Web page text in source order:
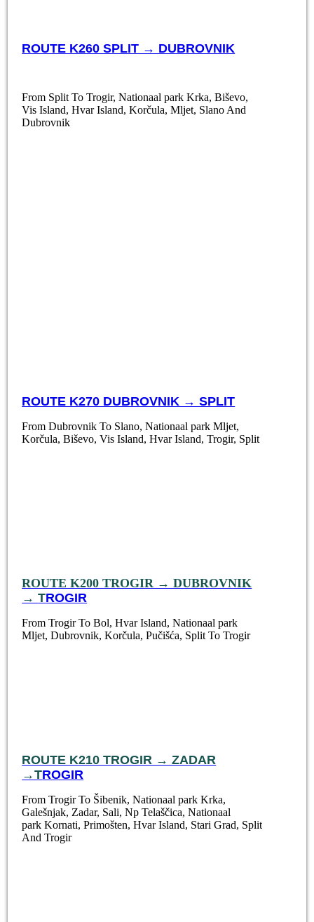
ROUTE K260 SPLIT → DUBROVNIK
From Split To Trogir, Nationaal park Krka, Biševo,
Vis Island, Hvar Island, Korčula, Mljet, Slano And
Dubrovnik
ROUTE K270 DUBROVNIK → SPLIT
From Dubrovnik To Slano, Nationaal park Mljet,
Korčula, Biševo, Vis Island, Hvar Island, Trogir, Split
ROUTE K200 TROGIR → DUBROVNIK
→TROGIR
From Trogir To Bol, Hvar Island, Nationaal park
Mljet, Dubrovnik, Korčula, Pučišća, Split To Trogir
ROUTE K210 TROGIR → ZADAR
→TROGIR
From Trogir To Šibenik, Nationaal park Krka,
Galešnjak, Zadar, Sali, Np Telaščica, Nationaal
park Kornati, Primošten, Hvar Island, Stari Grad, Split
And Trogir